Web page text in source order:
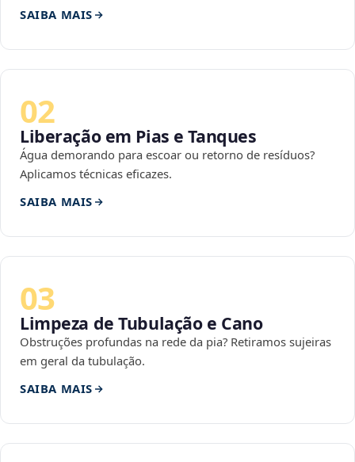
SAIBA MAIS
02
Liberação em Pias e Tanques
Água demorando para escoar ou retorno de resíduos?
Aplicamos técnicas eficazes.
SAIBA MAIS
03
Limpeza de Tubulação e Cano
Obstruções profundas na rede da pia? Retiramos sujeiras
em geral da tubulação.
SAIBA MAIS